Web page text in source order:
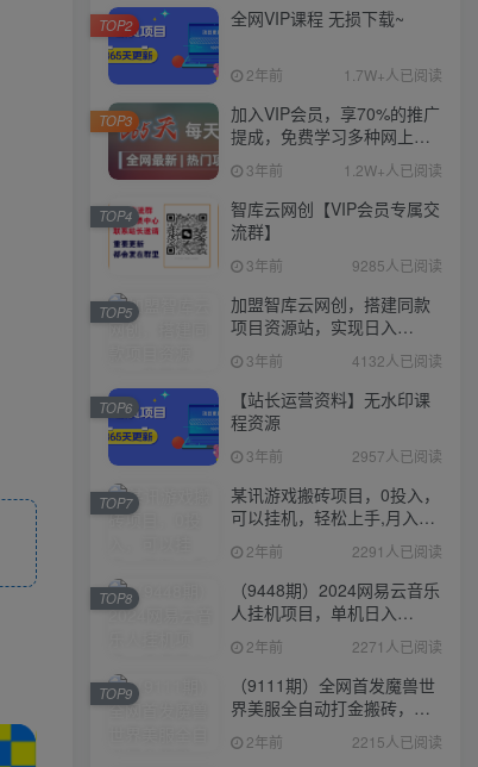
全网VIP课程 无损下载~
2年前 1.7W+人已阅读
TOP2
加入VIP会员，享70%的推广
提成，免费学习多种网上创
业课程，菜鸟秒变大神！
3年前 1.2W+人已阅读
TOP3
智库云网创【VIP会员专属交
流群】
3年前 9285人已阅读
TOP4
加盟智库云网创，搭建同款
项目资源站，实现日入
2000+
3年前 4132人已阅读
TOP5
【站长运营资料】无水印课
程资源
3年前 2957人已阅读
TOP6
某讯游戏搬砖项目，0投入，
可以挂机，轻松上手,月入
3000+上不封顶
2年前 2291人已阅读
TOP7
（9448期）2024网易云音乐
人挂机项目，单机日入
150+，无脑月入5000+
2年前 2271人已阅读
TOP8
（9111期）全网首发魔兽世
界美服全自动打金搬砖，日
入1000+，简单好操作，保
姆级教学
2年前 2215人已阅读
TOP9